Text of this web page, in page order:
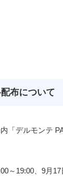
布について
「デルモンテ
～19:00、9月